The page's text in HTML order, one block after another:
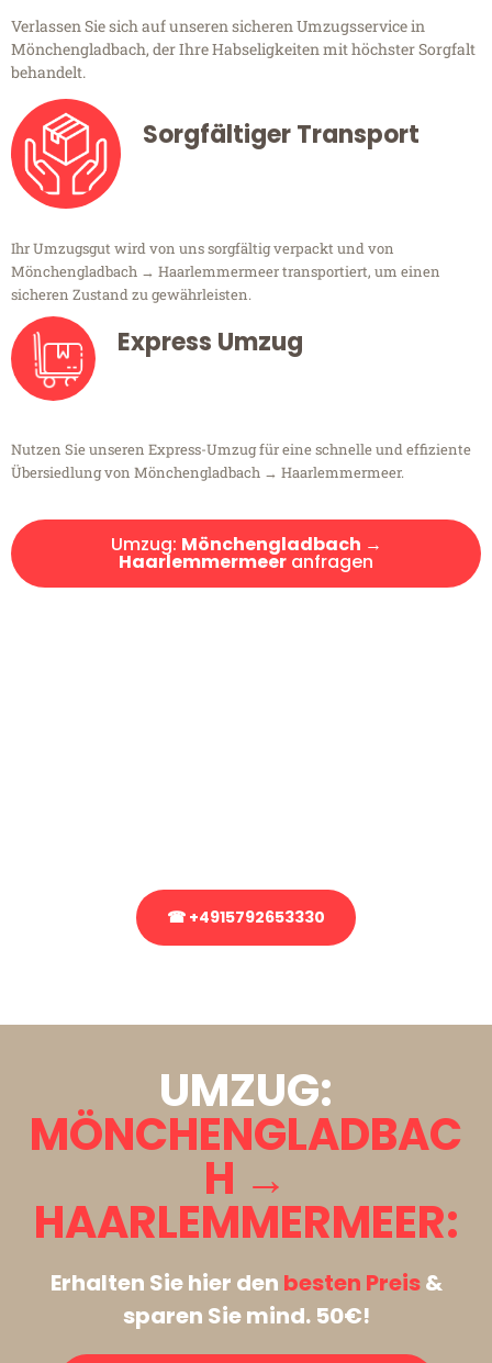
Verlassen Sie sich auf unseren sicheren Umzugsservice in
Mönchengladbach, der Ihre Habseligkeiten mit höchster Sorgfalt
behandelt.
Sorgfältiger Transport
Ihr Umzugsgut wird von uns sorgfältig verpackt und von
Mönchengladbach → Haarlemmermeer transportiert, um einen
sicheren Zustand zu gewährleisten.
Express Umzug
Nutzen Sie unseren Express-Umzug für eine schnelle und effiziente
Übersiedlung von Mönchengladbach → Haarlemmermeer.
Umzug: Mönchengladbach →
Haarlemmermeer anfragen
☎ +4915792653330
UMZUG:
MÖNCHENGLADBAC
H →
HAARLEMMERMEER:
Erhalten Sie hier den besten Preis&
sparen Sie mind. 50€!